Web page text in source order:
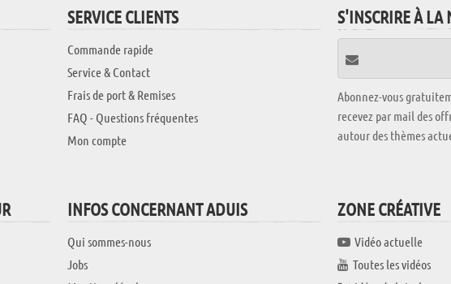
SERVICE CLIENTS
Commande rapide
Service & Contact
Frais de port & Remises
FAQ - Questions fréquentes
Mon compte
S'INSCRIRE À LA
Abonnez-vous
recevez par mail des
autour des thèmes
INFOS CONCERNANT ADUIS
Qui sommes-nous
Jobs
ZONE CRÉATIVE
Vidéo actuelle
Toutes les vidéos